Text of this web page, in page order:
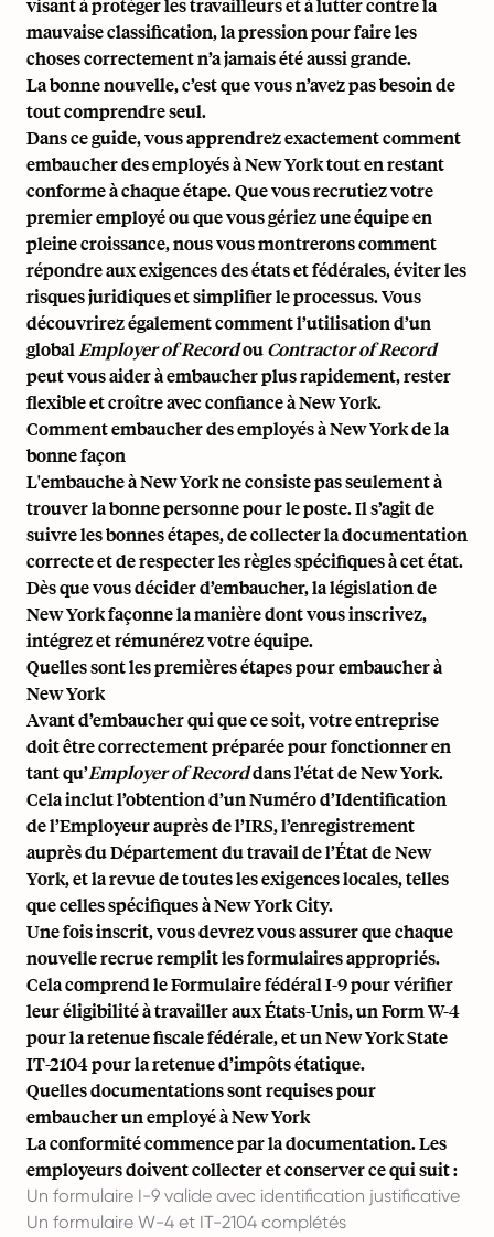
visant à protéger les travailleurs et à lutter contre la
mauvaise classification, la pression pour faire les
choses correctement n’a jamais été aussi grande.
La bonne nouvelle, c’est que vous n’avez pas besoin de
tout comprendre seul.
Dans ce guide, vous apprendrez exactement comment
embaucher des employés à New York tout en restant
conforme à chaque étape. Que vous recrutiez votre
premier employé ou que vous gériez une équipe en
pleine croissance, nous vous montrerons comment
répondre aux exigences des états et fédérales, éviter les
risques juridiques et simplifier le processus. Vous
découvrirez également comment l’utilisation d’un
global Employer of RecordouContractor of Record
peut vous aider à embaucher plus rapidement, rester
flexible et croître avec confiance à New York.
Comment embaucher des employés à New York de la
bonne façon
L'embauche à New York ne consiste pas seulement à
trouver la bonne personne pour le poste. Il s’agit de
suivre les bonnes étapes, de collecter la documentation
correcte et de respecter les règles spécifiques à cet état.
Dès que vous décider d’embaucher, la législation de
New York façonne la manière dont vous inscrivez,
intégrez et rémunérez votre équipe.
Quelles sont les premières étapes pour embaucher à
New York
Avant d’embaucher qui que ce soit, votre entreprise
doit être correctement préparée pour fonctionner en
tant qu’Employer of Recorddans l’état de New York.
Cela inclut l’obtention d’un Numéro d’Identification
de l’Employeur auprès de l’IRS, l’enregistrement
auprès du Département du travail de l’État de New
York, et la revue de toutes les exigences locales, telles
que celles spécifiques à New York City.
Une fois inscrit, vous devrez vous assurer que chaque
nouvelle recrue remplit les formulaires appropriés.
Cela comprend le Formulaire fédéral I-9 pour vérifier
leuréligibilité à travailler aux États-Unis, unForm W-4
pour la retenue fiscale fédérale, et un New York State
IT-2104 pour la retenue d’impôts étatique.
Quelles documentations sont requises pour
embaucher un employé à New York
La conformité commence par la documentation. Les
employeurs doivent collecter et conserver ce qui suit :
Un formulaire I-9 valide avec identification justificative
Un formulaire W-4 et IT-2104 complétés